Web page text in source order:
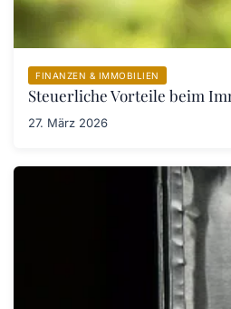
FINANZEN & IMMOBILIEN
Steuerliche Vorteile beim
27. März 2026